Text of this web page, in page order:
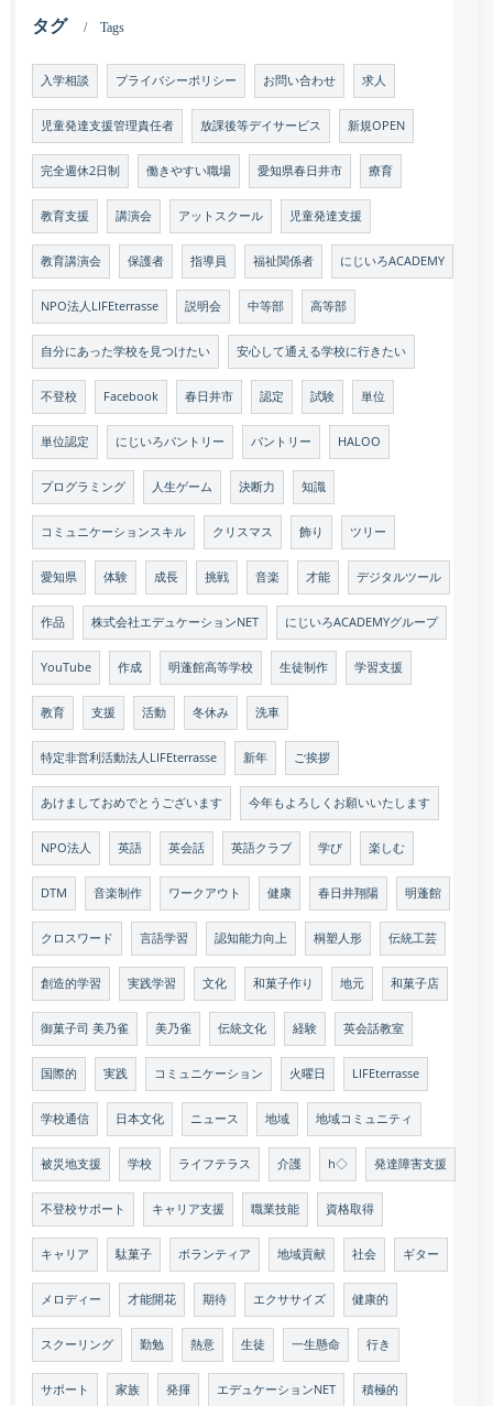
タグ Tags
入学相談 プライバシーポリシー お問い合わせ 求人
児童発達支援管理責任者 放課後等デイサービス 新規OPEN
完全週休2日制 働きやすい職場 愛知県春日井市 療育
教育支援 講演会 アットスクール 児童発達支援
教育講演会 保護者 指導員 福祉関係者 にじいろACADEMY
NPO法人LIFEterrasse 説明会 中等部 高等部
自分にあった学校を見つけたい 安心して通える学校に行きたい
不登校 Facebook 春日井市 認定 試験 単位
単位認定 にじいろパントリー パントリー HALOO
プログラミング 人生ゲーム 決断力 知識
コミュニケーションスキル クリスマス 飾り ツリー
愛知県 体験 成長 挑戦 音楽 才能 デジタルツール
作品 株式会社エデュケーションNET にじいろACADEMYグループ
YouTube 作成 明蓬館高等学校 生徒制作 学習支援
教育 支援 活動 冬休み 洗車
特定非営利活動法人LIFEterrasse 新年 ご挨拶
あけましておめでとうございます 今年もよろしくお願いいたします
NPO法人 英語 英会話 英語クラブ 学び 楽しむ
DTM 音楽制作 ワークアウト 健康 春日井翔陽 明蓬館
クロスワード 言語学習 認知能力向上 桐塑人形 伝統工芸
創造的学習 実践学習 文化 和菓子作り 地元 和菓子店
御菓子司 美乃雀 美乃雀 伝統文化 経験 英会話教室
国際的 実践 コミュニケーション 火曜日 LIFEterrasse
学校通信 日本文化 ニュース 地域 地域コミュニティ
被災地支援 学校 ライフテラス 介護 h◇ 発達障害支援
不登校サポート キャリア支援 職業技能 資格取得
キャリア 駄菓子 ボランティア 地域貢献 社会 ギター
メロディー 才能開花 期待 エクササイズ 健康的
スクーリング 勤勉 熱意 生徒 一生懸命 行き
サポート 家族 発揮 エデュケーションNET 積極的